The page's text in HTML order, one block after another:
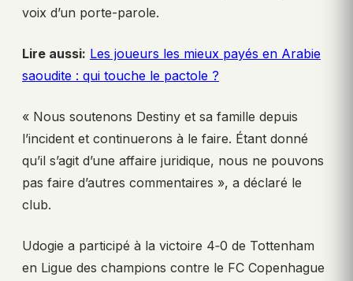
voix d’un porte-parole.
Lire aussi: Les joueurs les mieux payés en Arabie
saoudite : qui touche le pactole ?
« Nous soutenons Destiny et sa famille depuis
l’incident et continuerons à le faire. Étant donné
qu’il s’agit d’une affaire juridique, nous ne pouvons
pas faire d’autres commentaires », a déclaré le
club.
Udogie a participé à la victoire 4‑0 de Tottenham
en Ligue des champions contre le FC Copenhague